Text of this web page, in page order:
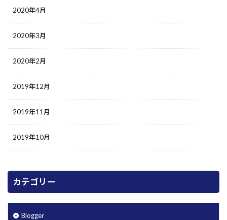
2020年4月
2020年3月
2020年2月
2019年12月
2019年11月
2019年10月
カテゴリー
Blogger